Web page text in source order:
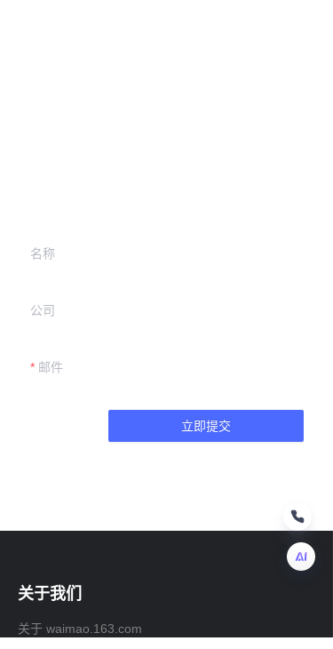
名称
公司
邮件
立即提交
关于我们
关于 waimao.163.com
CN